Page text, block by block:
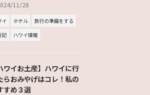
11/28
イ ホテル
旅行の準備をする
記
ハワイ情報
ワイお土産】ハワイに行
らおみやげはコレ！私の
すめ３選